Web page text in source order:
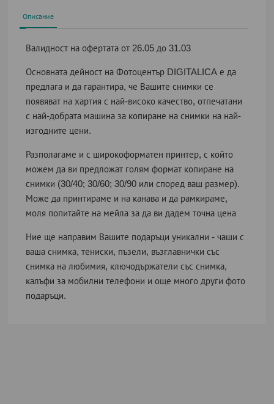
Описание
Валидност на офертатаот 26.05 до 31.03
Основната дейност на Фотоцентър DIGITALICA е да
предлага и да гарантира, че Вашите снимки се
появяват на хартия с най-високо качество, отпечатани
с най-добрата машина за копиране на снимки на най-
изгодните цени.
Разполагаме и с широкоформатен принтер, с който
можем да ви предложат голям формат копиране на
снимки (30/40; 30/60; 30/90 или според ваш размер).
Може да принтираме и на канава и да рамкираме,
моля попитайте на мейла за да ви дадем точна цена
Ние ще направим Вашите подаръци уникални - чаши с
ваша снимка, тениски, пъзели, възглавнички със
снимка на любимия, ключодържатели със снимка,
калъфи за мобилни телефони и още много други фото
подаръци.